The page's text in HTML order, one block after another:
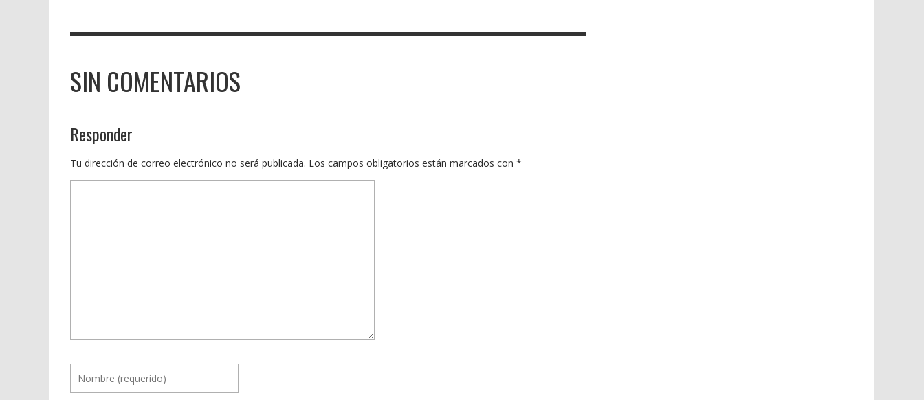
SIN COMENTARIOS
Responder
Tu dirección de correo electrónico no será publicada. Los campos obligatorios están marcados con *